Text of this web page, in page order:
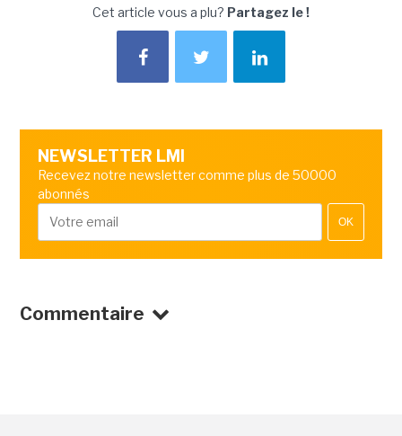
Cet article vous a plu? Partagez le !
NEWSLETTER LMI
Recevez notre newsletter comme plus de 50000
abonnés
OK
Commentaire